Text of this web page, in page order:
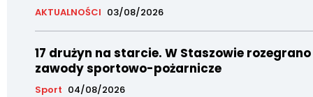
AKTUALNOŚCI 03/08/2026
17 drużyn na starcie. W Staszowie rozegrano
zawody sportowo-pożarnicze
Sport 04/08/2026